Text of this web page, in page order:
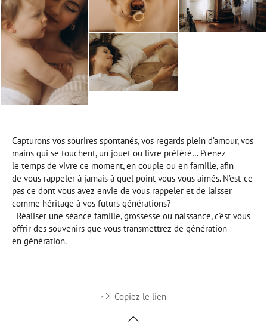
Capturons vos sourires spontanés, vos regards plein d’amour, vos
mains qui se touchent, un jouet ou livre préféré… Prenez
le temps de vivre ce moment, en couple ou en famille, afin
de vous rappeler à jamais à quel point vous vous aimés. N’est-ce
pas ce dont vous avez envie de vous rappeler et de laisser
comme héritage à vos futurs générations?
Réaliser une séance famille, grossesse ou naissance, c’est vous
offrir des souvenirs que vous transmettrez de génération
en génération.
Copiez le lien